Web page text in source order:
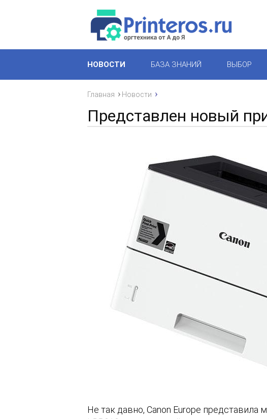
НОВОСТИ БАЗА ЗНАНИЙ ВЫБОР
Главная Новости
Представлен новый
Не так давно, Canon Europe представила